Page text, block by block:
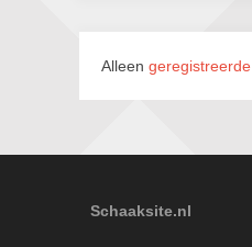
Alleen geregistreerde
Schaaksite.nl